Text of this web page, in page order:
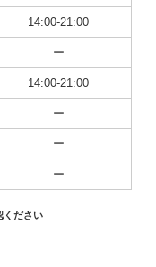
14:00-21:00
ー
14:00-21:00
ー
ー
ー
ください